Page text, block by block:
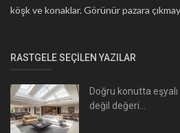
köşk ve konaklar. Görünür pazara
RASTGELE SEÇILEN YAZILAR
Doğru konutta
değil değeri...